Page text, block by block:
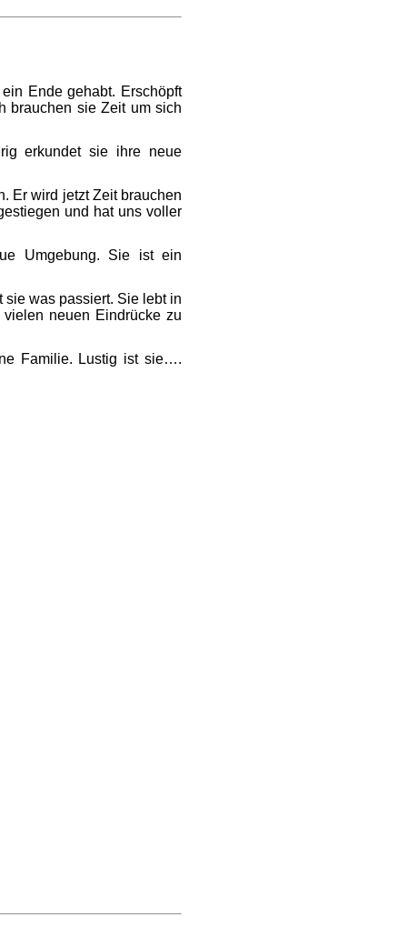
Ende gehabt. Erschöpft
brauchen sie Zeit um sich
erkundet sie ihre neue
Er wird jetzt Zeit brauchen
und hat uns voller
Umgebung. Sie ist ein
was passiert. Sie lebt in
neuen Eindrücke zu
Familie. Lustig ist sie….